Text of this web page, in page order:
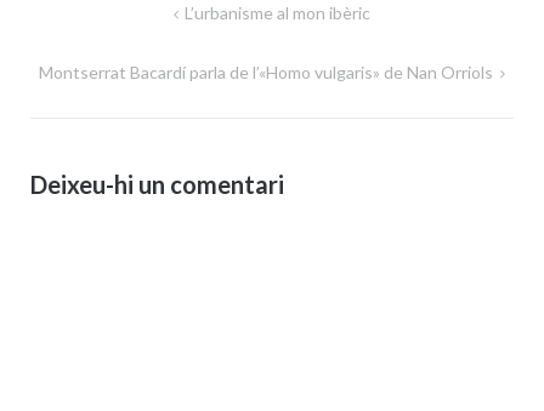
L’urbanisme al mon ibèric
Montserrat Bacardí parla de l’«Homo vulgaris» de Nan Orriols
Deixeu-hi un comentari